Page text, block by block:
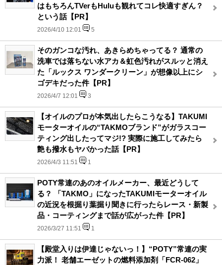
はもちろんTVerもHuluも観れてコレ快適すぎん？
という話【PR】
2026/4/10 12:01 5
そのガンコな汚れ、あきらめちゃってる？ 通常の
洗車では落ちない水アカ＆虹色汚れがスルッと消え
た「ルックス ワンダークリーン」が想像以上にシ
ゴデキだった件【PR】
2026/4/7 12:01 3
【オイルのプロが本気出したらこうなる】TAKUMI
モーターオイルの“TAKMOブランド”がガラスコー
ティング出したってマジ!? 実際に施工してみたら
艶も撥水もヤバかった話【PR】
2026/4/3 11:51 1
POTY常連のあのオイルメーカー、最近どうして
る？ 「TAKMO」になったTAKUMIモーターオイル
の近況を根掘り葉掘り聞きに行ったらレース・新製
品・コーティングまで話が広がった件【PR】
2026/3/27 11:51 1
【殿堂入りは伊達じゃないっ！】“POTY”常連の実
力派！ 老舗エーゼットの燃料添加剤「FCR-062」